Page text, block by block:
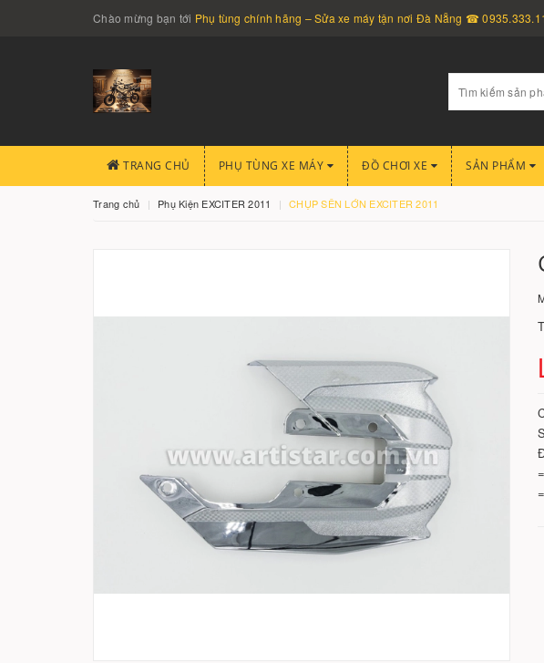
Chào mừng bạn tới Phụ tùng chính hãng – Sửa xe máy tận nơi Đà Nẵng ☎
TRANG CHỦ PHỤ TÙNG XE MÁY ĐỒ CHƠI XE SẢN PHẨM
Trang chủ Phụ Kiện EXCITER 2011 CHỤP SÊN LỚN EXCITER 2011